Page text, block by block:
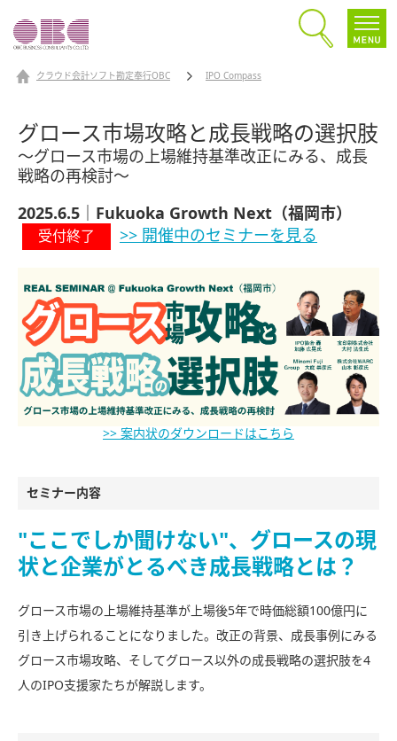
クラウド会計ソフト勘定奉行OBC IPO Compass
グロース市場攻略と成長戦略の選択肢
～グロース市場の上場維持基準改正にみる、成長
戦略の再検討～
2025.6.5｜Fukuoka Growth Next（福岡市）
受付終了 >> 開催中のセミナーを見る
>> 案内状のダウンロードはこちら
セミナー内容
"ここでしか聞けない"、グロースの現
状と企業がとるべき成長戦略とは？
グロース市場の上場維持基準が上場後5年で時価総額100億円に
引き上げられることになりました。改正の背景、成長事例にみる
グロース市場攻略、そしてグロース以外の成長戦略の選択肢を4
人のIPO支援家たちが解説します。